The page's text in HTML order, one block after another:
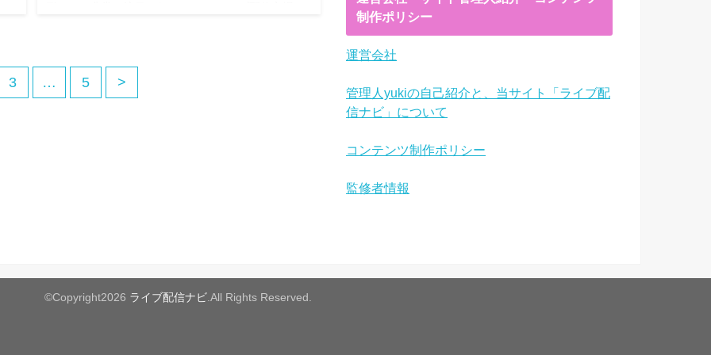
3 … 5 >
制作ポリシー
運営会社
管理人yukiの自己紹介と、当サイト「ライブ配
信ナビ」について
コンテンツ制作ポリシー
監修者情報
©Copyright2026 ライブ配信ナビ.All Rights Reserved.